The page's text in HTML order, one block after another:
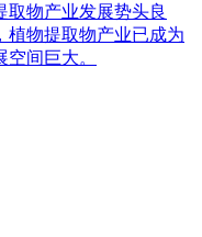
取物产业发展势头良
植物提取物产业已成为
间巨大。